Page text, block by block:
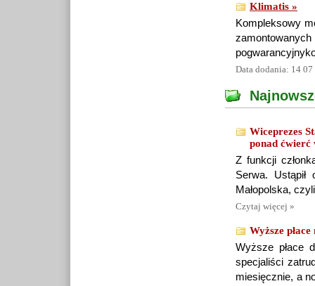
Klimatis »
Kompleksowy
Data dodania: 14
Wiceprezes
ponad ćwierć
Z funkcji
Serwa. Ustąpił
Małopolska,
Czytaj więcej »
Wyższe
Wyższe płace
specjaliści
miesięcznie, a